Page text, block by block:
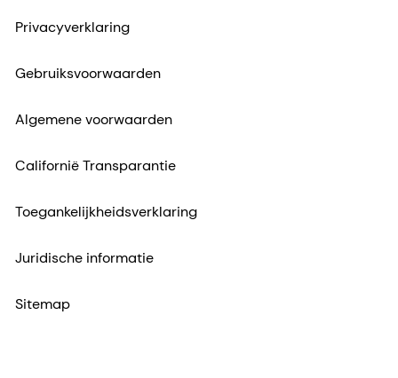
Privacyverklaring
Gebruiksvoorwaarden
Algemene voorwaarden
Californië Transparantie
Toegankelijkheidsverklaring
Juridische informatie
Sitemap